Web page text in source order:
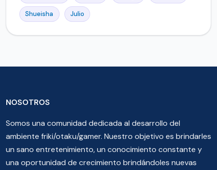
Shueisha Julio
NOSOTROS
Somos una comunidad dedicada al desarrollo del
ambiente friki/otaku/gamer. Nuestro objetivo es brindarles
un sano entretenimiento, un conocimiento constante y
una oportunidad de crecimiento brindándoles nuevas